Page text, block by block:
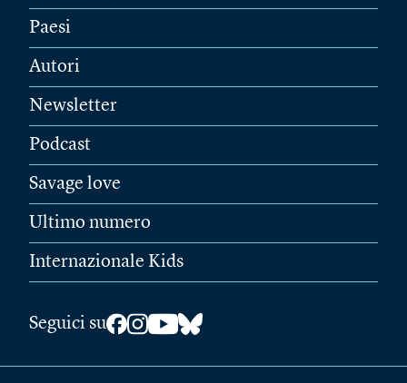
Paesi
Autori
Newsletter
Podcast
Savage love
Ultimo numero
Internazionale Kids
Seguici su